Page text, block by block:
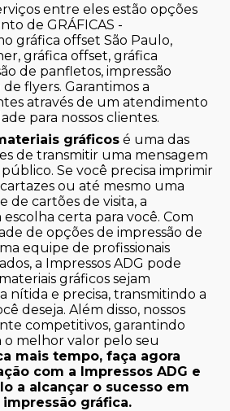
entre eles estão opções
de GRÁFICAS -
gráfica offset São Paulo,
gráfica offset, gráfica
de panfletos, impressão
flyers. Garantimos a
através de um atendimento
para nossos clientes.
gráficos é uma das
de transmitir uma mensagem
Se você precisa imprimir
ou até mesmo uma
de cartões de visita, a
escolha certa para você. Com
de opções de impressão de
equipe de profissionais
a Impressos ADG pode
gráficos sejam
nítida e precisa, transmitindo a
deseja. Além disso, nossos
competitivos, garantindo
melhor valor pelo seu
mais tempo, faça agora
com a Impressos ADG e
a alcançar o sucesso em
gráfica.